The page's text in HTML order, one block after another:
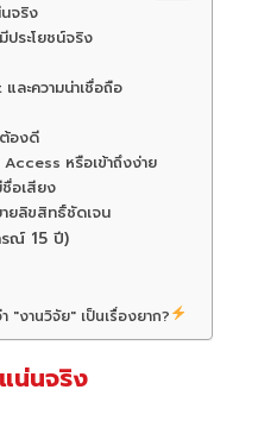
จริง
ประโยชน์จริง
ละความน่าเชื่อถือ
ต้องดี
Access หรือเข้าถึงง่าย
อเสียง
ายลิขสิทธิ์ชัดเจน
รณ์ 15 ปี)
"งานวิจัย" เป็นเรื่องยาก?
น่นจริง